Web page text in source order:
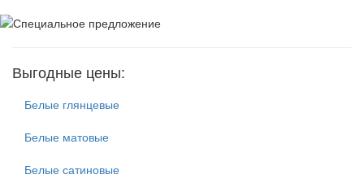
Выгодные цены:
Белые глянцевые
Белые матовые
Белые сатиновые